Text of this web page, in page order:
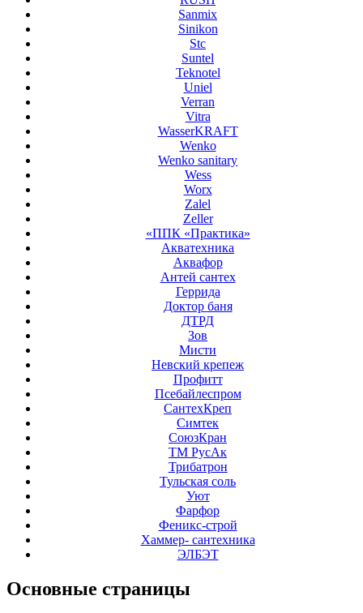
Sanmix
Sinikon
Stc
Suntel
Teknotel
Uniel
Verran
Vitra
WasserKRAFT
Wenko
Wenko sanitary
Wess
Worx
Zalel
Zeller
«ППК «Практика»
Акватехника
Аквафор
Антей сантех
Геррида
Доктор баня
ДТРД
Зов
Мисти
Невский крепеж
Профитт
Псебайлеспром
СантехКреп
Симтек
СоюзКран
ТМ РусАк
Трибатрон
Тульская соль
Уют
Фарфор
Феникс-строй
Хаммер- сантехника
ЭЛБЭТ
Основные страницы